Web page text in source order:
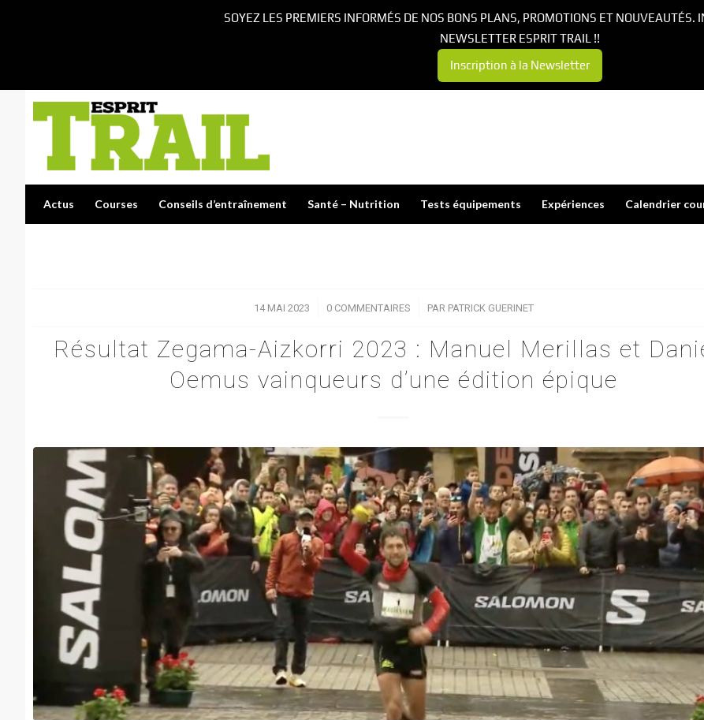
Actus Courses Conseils d’entraînement Santé – Nutrition Tests équipements Expériences Calendrier
14 MAI 2023
/ 0 COMMENTAIRES
/ PAR PATRICK GUERINET
Résultat Zegama-Aizkorri 2023 : Manuel Merillas et
Oemus vainqueurs d’une édition épique
SOYEZ LES PREMIERS INFORMÉS DE NOS BONS PLANS, PROMOTIONS ET NOUVEAUTÉS.
NEWSLETTER ESPRIT TRAIL !!
Inscription à la Newsletter